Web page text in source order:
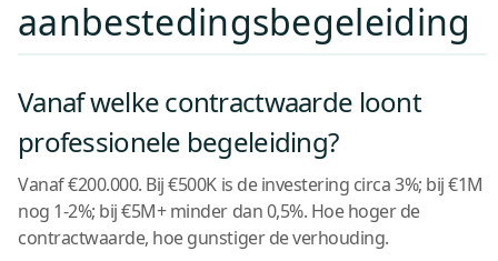
aanbestedingsbegeleiding
Vanaf welke contractwaarde loont
professionele begeleiding?
Vanaf €200.000. Bij €500K is de investering circa 3%; bij €1M
nog 1-2%; bij €5M+ minder dan 0,5%. Hoe hoger de
contractwaarde, hoe gunstiger de verhouding.